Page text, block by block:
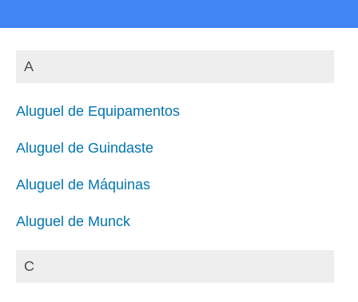
A
Aluguel de Equipamentos
Aluguel de Guindaste
Aluguel de Máquinas
Aluguel de Munck
C